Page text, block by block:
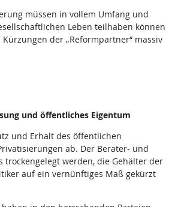
müssen in vollem Umfang und
Leben teilhaben können
der „Reformpartner“ massiv
und öffentliches Eigentum
und Erhalt des öffentlichen
ab. Der Berater- und
trockengelegt werden, die Gehälter der
auf ein vernünftiges Maß gekürzt